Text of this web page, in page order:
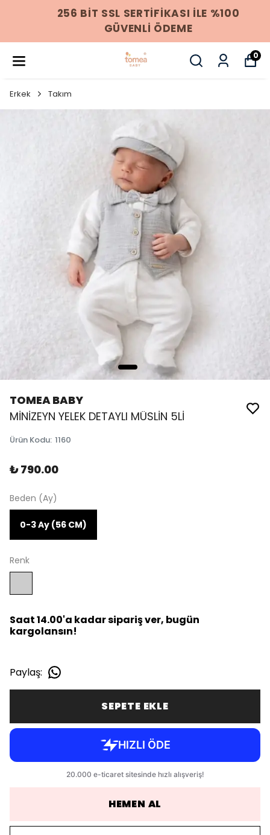
256 BIT SSL SERTIFIKASI ILE %100
GÜVENLI ÖDEME
0
Erkek Takım
TOMEA BABY
MİNİZEYN YELEK DETAYLI MÜSLİN 5Lİ
Ürün Kodu: 1160
₺ 790.00
Beden (Ay)
0-3 Ay (56 CM)
Renk
Saat 14.00'a kadar sipariş ver, bugün
kargolansın!
Paylaş:
SEPETE EKLE
HEMEN AL